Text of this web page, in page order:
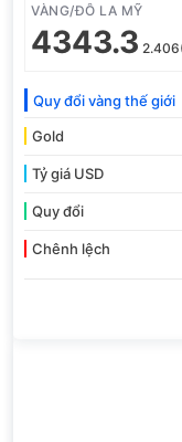
VÀNG/ĐÔ LA MỸ
4343.3
Quy đổi vàng thế giới
Gold
Tỷ giá USD
Quy đổi
Chênh lệch